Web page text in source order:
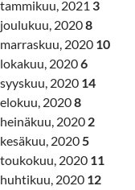
tammikuu, 2021 3
joulukuu, 20208
marraskuu, 2020 10
lokakuu, 20206
syyskuu, 2020 14
elokuu, 20208
heinäkuu, 2020 2
kesäkuu, 20205
toukokuu, 2020 11
huhtikuu, 2020 12